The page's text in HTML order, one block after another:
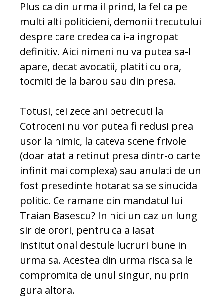
Plus ca din urma il prind, la fel ca pe
multi alti politicieni, demonii trecutului
despre care credea ca i-a ingropat
definitiv. Aici nimeni nu va putea sa-l
apare, decat avocatii, platiti cu ora,
tocmiti de la barou sau din presa.
Totusi, cei zece ani petrecuti la
Cotroceni nu vor putea fi redusi prea
usor la nimic, la cateva scene frivole
(doar atat a retinut presa dintr-o carte
infinit mai complexa) sau anulati de un
fost presedinte hotarat sa se sinucida
politic. Ce ramane din mandatul lui
Traian Basescu? In nici un caz un lung
sir de orori, pentru ca a lasat
institutional destule lucruri bune in
urma sa. Acestea din urma risca sa le
compromita de unul singur, nu prin
gura altora.